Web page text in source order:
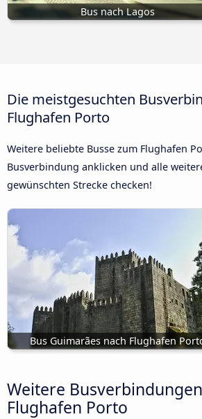
Bus nach Lagos
Die meistgesuchten
Flughafen Porto
Weitere beliebte Busse zum Flughafen
Busverbindung anklicken und alle
gewünschten Strecke checken!
Bus Guimarães nach Flughafen
Weitere
Flughafen Porto